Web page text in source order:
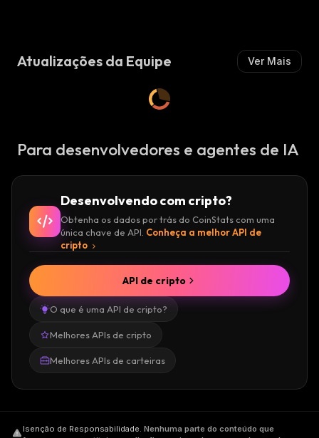
Atualizações da Equipe Ver Mais
Para desenvolvedores e agentes de IA
Desenvolvendo com cripto?
Obtenha os dados por trás do CoinStats com uma
única chave de API. Conheça a melhor API de
cripto
O que é uma API de cripto?
Melhores APIs de cripto
Melhores APIs de carteiras
API de cripto
Isenção de Responsabilidade. Nenhuma parte do conteúdo que